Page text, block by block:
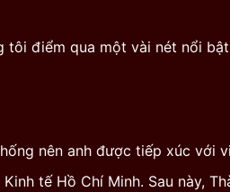
tôi điểm qua một vài nét nổi
nên anh được tiếp xúc với
tế Hồ Chí Minh. Sau này,